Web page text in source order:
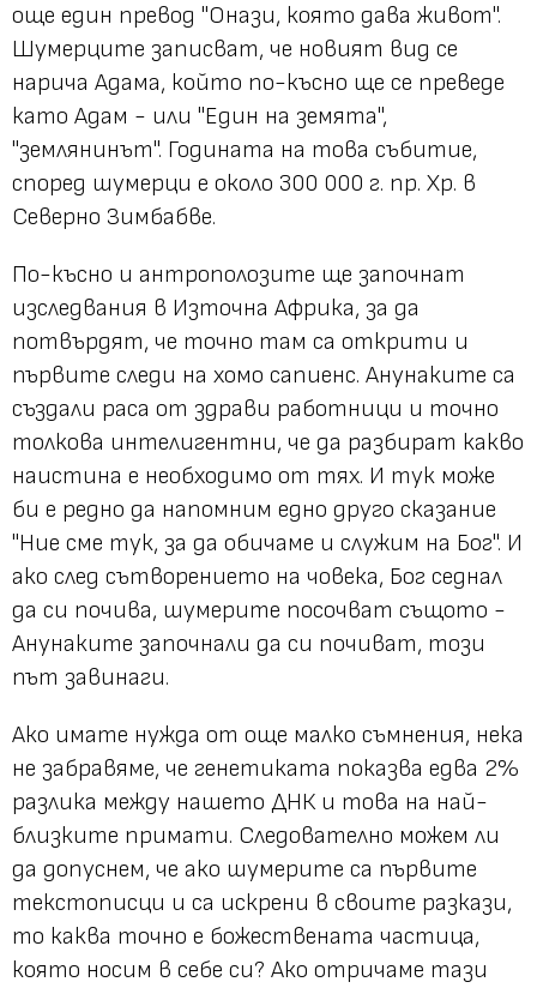
още един превод "Онази, която дава живот".
Шумерците записват, че новият вид се
нарича Адама, който по-късно ще се преведе
като Адам - или "Един на земята",
"землянинът". Годината на това събитие,
според шумерци е около 300 000 г. пр. Хр. в
Северно Зимбабве.
По-късно и антрополозите ще започнат
изследвания в Източна Африка, за да
потвърдят, че точно там са открити и
първите следи на хомо сапиенс. Анунаките са
създали раса от здрави работници и точно
толкова интелигентни, че да разбират какво
наистина е необходимо от тях. И тук може
би е редно да напомним едно друго сказание
"Ние сме тук, за да обичаме и служим на Бог". И
ако след сътворението на човека, Бог седнал
да си почива, шумерите посочват същото -
Анунаките започнали да си почиват, този
път завинаги.
Ако имате нужда от още малко съмнения, нека
не забравяме, че генетиката показва едва 2%
разлика между нашето ДНК и това на най-
близките примати. Следователно можем ли
да допуснем, че ако шумерите са първите
текстописци и са искрени в своите разкази,
то каква точно е божествената частица,
която носим в себе си? Ако отричаме тази